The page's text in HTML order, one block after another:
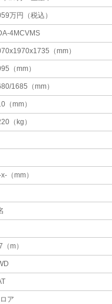
万円（税込）
4MCVMS
（mm）
（mm）
1685（mm）
（mm）
（kg）
（mm）
（m）
ア